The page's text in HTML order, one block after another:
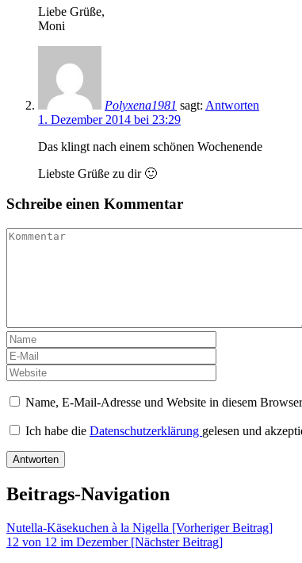
Liebe Grüße,
Moni
Polyxena1981 sagt: Antworten
1. Dezember 2014 bei 23:29
Das klingt nach einem schönen Wochenende
Liebste Grüße zu dir 🙂
Schreibe einen Kommentar
Name, E-Mail-Adresse und Website in diesem
Ich habe die Datenschutzerklärung gelesen und
Beitrags-Navigation
Nutella-Käsekuchen à la Nigella [Vorheriger Beitrag]
12 von 12 im Dezember [Nächster Beitrag]